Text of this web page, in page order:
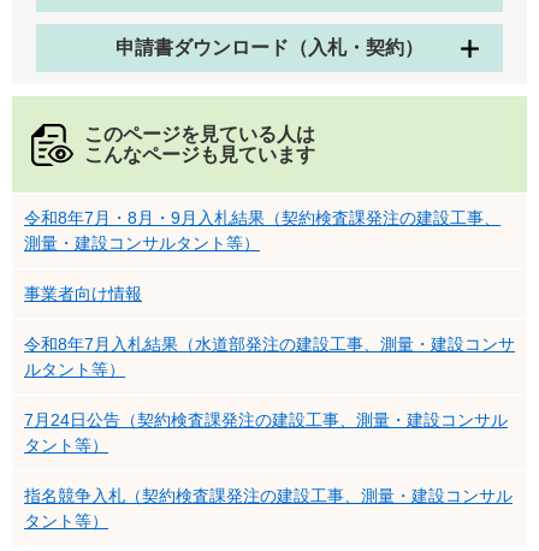
申請書ダウンロード（入札・契約）
このページを見ている人は
こんなページも見ています
令和8年7月・8月・9月入札結果（契約検査課発注の建設工事、
測量・建設コンサルタント等）
事業者向け情報
令和8年7月入札結果（水道部発注の建設工事、測量・建設コンサ
ルタント等）
7月24日公告（契約検査課発注の建設工事、測量・建設コンサル
タント等）
指名競争入札（契約検査課発注の建設工事、測量・建設コンサル
タント等）